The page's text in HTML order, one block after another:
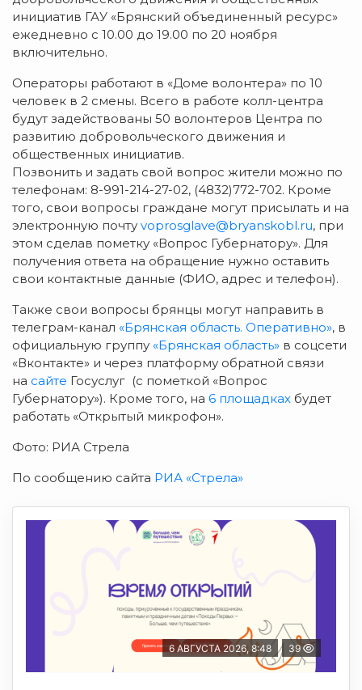
инициатив ГАУ «Брянский объединенный ресурс»
ежедневно с 10.00 до 19.00 по 20 ноября
включительно.
Операторы работают в «Доме волонтера» по 10
человек в 2 смены. Всего в работе колл-центра
будут задействованы 50 волонтеров Центра по
развитию добровольческого движения и
общественных инициатив.
Позвонить и задать свой вопрос жители можно по
телефонам: 8-991-214-27-02, (4832)772-702. Кроме
того, свои вопросы граждане могут присылать и на
электронную почту voprosglave@bryanskobl.ru, при
этом сделав пометку «Вопрос Губернатору». Для
получения ответа на обращение нужно оставить
свои контактные данные (ФИО, адрес и телефон).
Также свои вопросы брянцы могут направить в
телеграм-канал «Брянская область. Оперативно», в
официальную группу «Брянская область» в соцсети
«Вконтакте» и через платформу обратной связи
на сайте Госуслуг (с пометкой «Вопрос
Губернатору»). Кроме того, на 6 площадках будет
работать «Открытый микрофон».
Фото: РИА Стрела
По сообщению сайта РИА «Стрела»
6 АВГУСТА 2026, 8:48 39